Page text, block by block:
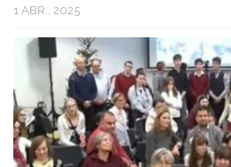
1 ABR., 2025